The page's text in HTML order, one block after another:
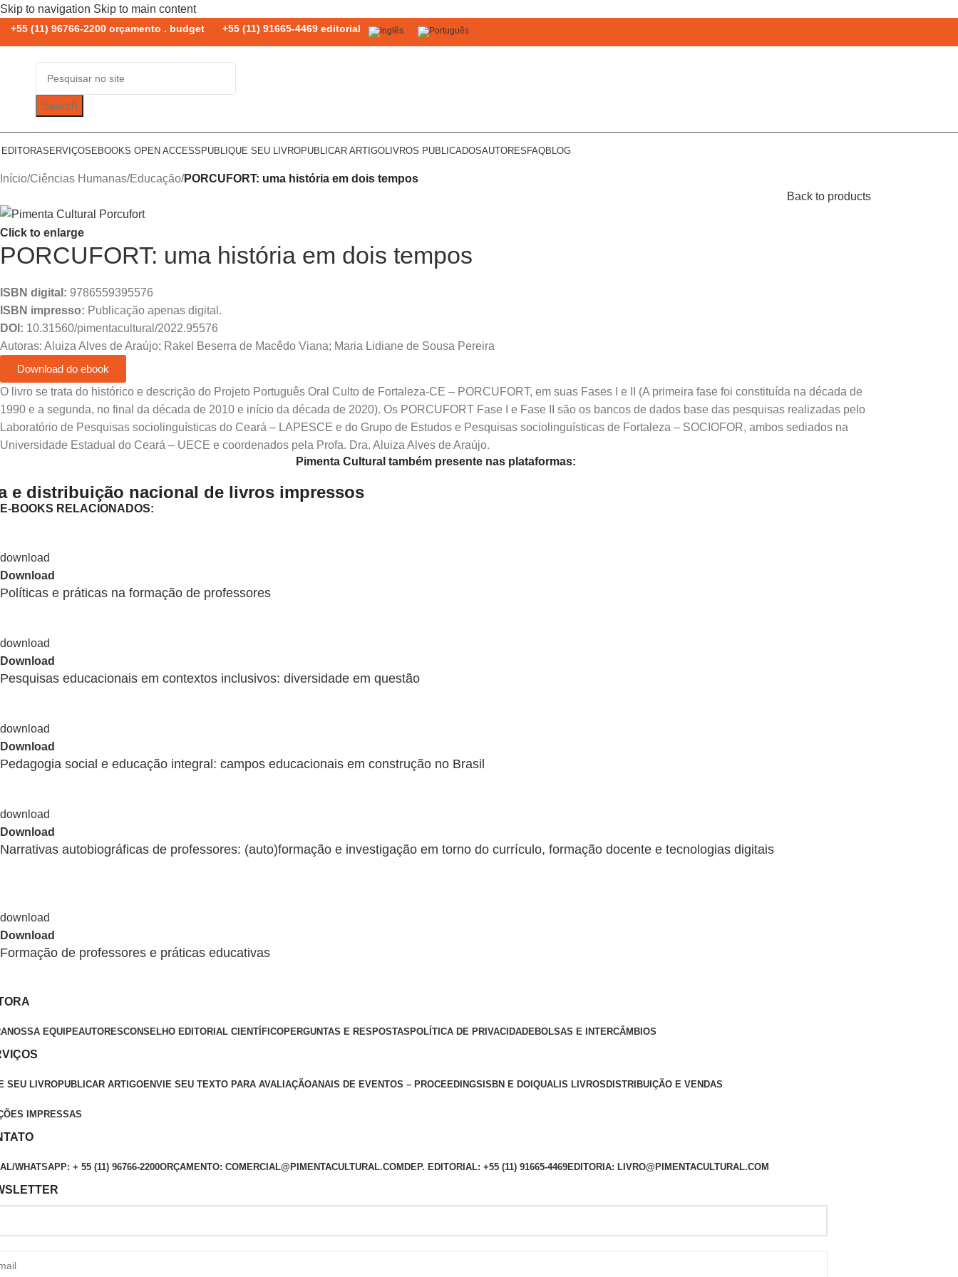
Skip to navigation Skip to main content
+55 (11) 96766-2200 orçamento . budget +55 (11) 91665-4469 editorial
Search
SERVIÇOS EBOOKS OPEN ACCESS PUBLIQUE SEU LIVROPUBLICAR ARTIGOLIVROS PUBLICADOSAUTORES FAQBLOG
Início/Ciências Humanas/Educação/PORCUFORT: uma história em dois tempos
Back to products
Click to enlarge
PORCUFORT: uma história em dois tempos
ISBN digital: 9786559395576
ISBN impresso: Publicação apenas digital.
DOI: 10.31560/pimentacultural/2022.95576
Autoras: Aluiza Alves de Araújo; Rakel Beserra de Macêdo Viana; Maria Lidiane de Sousa Pereira
Download do ebook
O livro se trata do histórico e descrição do Projeto Português Oral Culto de Fortaleza-CE – PORCUFORT, em suas Fases I e II (A primeira fase foi constituída na década de
1990 e a segunda, no final da década de 2010 e início da década de 2020). Os PORCUFORT Fase I e Fase II são os bancos de dados base das pesquisas realizadas pelo
Laboratório de Pesquisas sociolinguísticas do Ceará – LAPESCE e do Grupo de Estudos e Pesquisas sociolinguísticas de Fortaleza – SOCIOFOR, ambos sediados na
Universidade Estadual do Ceará – UECE e coordenados pela Profa. Dra. Aluiza Alves de Araújo.
Pimenta Cultural também presente nas plataformas:
e distribuição nacional de livros impressos
E-BOOKS RELACIONADOS:
Download
Políticas e práticas na formação de professores
Download
Pesquisas educacionais em contextos inclusivos: diversidade em questão
Download
Pedagogia social e educação integral: campos educacionais em construção no Brasil
Download
Narrativas autobiográficas de professores: (auto)formação e investigação em torno do currículo, formação docente e tecnologias digitais
Download
Formação de professores e práticas educativas
NOSSA EQUIPEAUTORESCONSELHO EDITORIAL CIENTÍFICOPERGUNTAS E RESPOSTAS POLÍTICA DE PRIVACIDADEBOLSAS E INTERCÂMBIOS
SEU LIVROPUBLICAR ARTIGOENVIE SEU TEXTO PARA AVALIAÇÃOANAIS DE EVENTOS – PROCEEDINGS ISBN E DOIQUALIS LIVROS DISTRIBUIÇÃO E VENDAS
IMPRESSAS
WHATSAPP: + 55 (11) 96766-2200ORÇAMENTO: COMERCIAL@PIMENTACULTURAL.COM DEP. EDITORIAL: +55 (11) 91665-4469EDITORIA: LIVRO@PIMENTACULTURAL.COM